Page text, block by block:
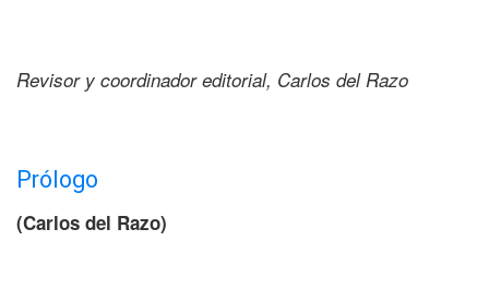
Revisor y coordinador editorial, Carlos del Razo
Prólogo
(Carlos del Razo)